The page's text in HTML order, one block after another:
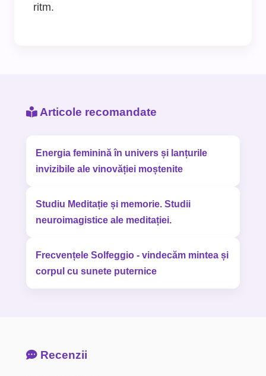
ritm.
Articole recomandate
Energia feminină în univers și lanțurile
invizibile ale vinovăției moștenite
Studiu Meditație și memorie. Studii
neuroimagistice ale meditației.
Frecvențele Solfeggio - vindecăm mintea și
corpul cu sunete puternice
Recenzii